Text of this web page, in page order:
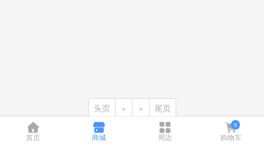
首页 商城 周边
0
购物车
头页 « » 尾页